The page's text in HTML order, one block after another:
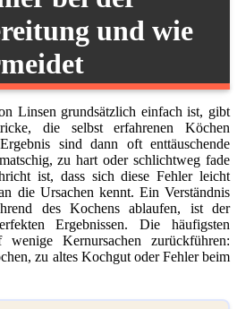
und wie
Linsen grundsätzlich einfach ist, gibt
die selbst erfahrenen Köchen
sind dann oft enttäuschende
zu hart oder schlichtweg fade
ist, dass sich diese Fehler leicht
die Ursachen kennt. Ein Verständnis
des Kochens ablaufen, ist der
Ergebnissen. Die häufigsten
Kernursachen zurückführen:
zu altes Kochgut oder Fehler beim